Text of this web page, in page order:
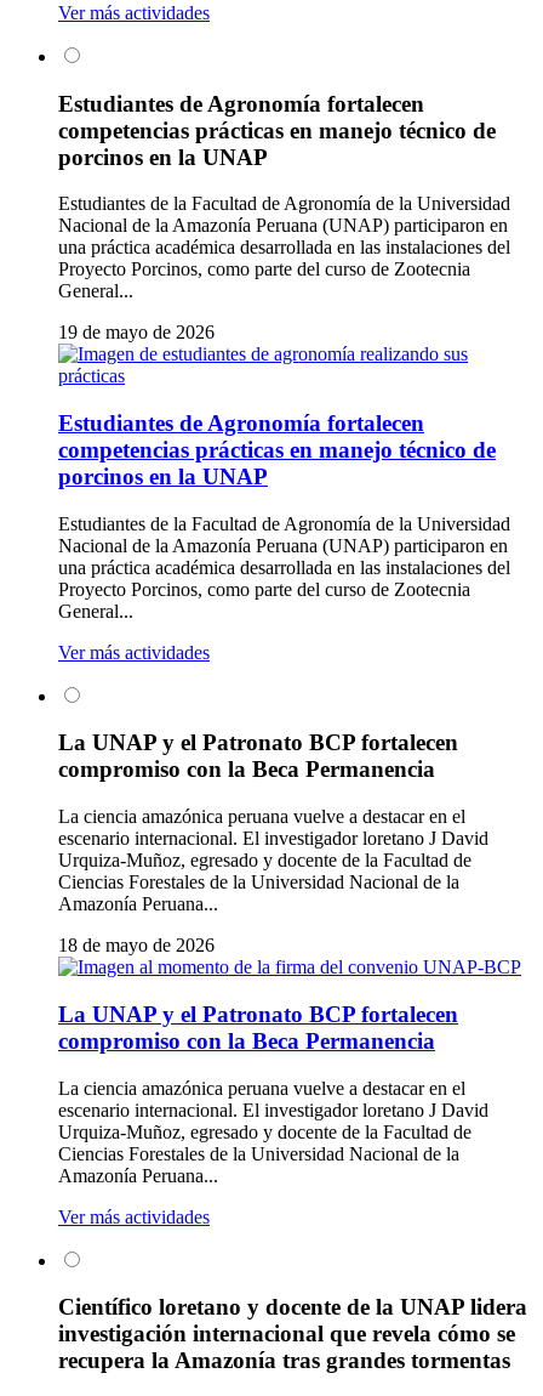
Ver más actividades
Estudiantes de Agronomía fortalecen
competencias prácticas en manejo técnico de
porcinos en la UNAP
Estudiantes de la Facultad de Agronomía de la Universidad
Nacional de la Amazonía Peruana (UNAP) participaron en
una práctica académica desarrollada en las instalaciones del
Proyecto Porcinos, como parte del curso de Zootecnia
General...
19 de mayo de 2026
Estudiantes de Agronomía fortalecen
competencias prácticas en manejo técnico de
porcinos en la UNAP
Estudiantes de la Facultad de Agronomía de la Universidad
Nacional de la Amazonía Peruana (UNAP) participaron en
una práctica académica desarrollada en las instalaciones del
Proyecto Porcinos, como parte del curso de Zootecnia
General...
Ver más actividades
La UNAP y el Patronato BCP fortalecen
compromiso con la Beca Permanencia
La ciencia amazónica peruana vuelve a destacar en el
escenario internacional. El investigador loretano J David
Urquiza-Muñoz, egresado y docente de la Facultad de
Ciencias Forestales de la Universidad Nacional de la
Amazonía Peruana...
18 de mayo de 2026
La UNAP y el Patronato BCP fortalecen
compromiso con la Beca Permanencia
La ciencia amazónica peruana vuelve a destacar en el
escenario internacional. El investigador loretano J David
Urquiza-Muñoz, egresado y docente de la Facultad de
Ciencias Forestales de la Universidad Nacional de la
Amazonía Peruana...
Ver más actividades
Científico loretano y docente de la UNAP lidera
investigación internacional que revela cómo se
recupera la Amazonía tras grandes tormentas